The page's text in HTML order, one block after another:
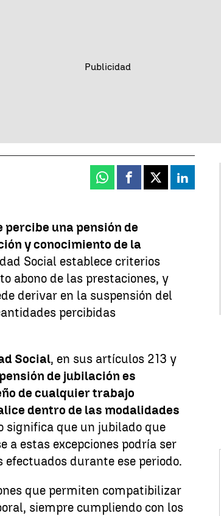
Whatsapp
Facebook
X Linkedin
una pensión de
y conocimiento de la
Social establece criterios
abono de las prestaciones, y
derivar en la suspensión del
percibidas
Social, en sus artículos 213 y
de jubilación es
de cualquier trabajo
dentro de las modalidades
significa que un jubilado que
a estas excepciones podría ser
durante ese periodo.
que permiten compatibilizar
siempre cumpliendo con los